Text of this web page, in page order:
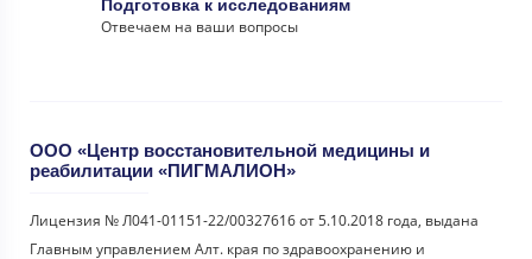
Подготовка к исследованиям
Отвечаем на ваши вопросы
ООО «Центр восстановительной медицины и
реабилитации «ПИГМАЛИОН»
Лицензия № Л041-01151-22/00327616 от 5.10.2018 года, выдана
Главным управлением Алт. края по здравоохранению и